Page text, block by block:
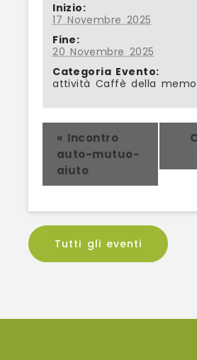
Inizio:
17 Novembre 2025
Fine:
20 Novembre 2025
Categoria Evento:
attività Caffè della
Evento
Navigation
« Incontro
auto-mutuo-
aiuto
Tutti gli eventi